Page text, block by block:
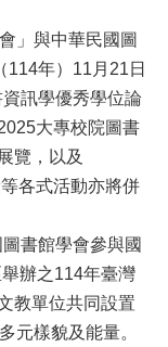
」與中華民國圖
114年）11月21日
訊學優秀學位論
大專校院圖書
覽，以及
各式活動亦將併
書館學會參與國
辦之114年臺灣
教單位共同設置
元樣貌及能量。